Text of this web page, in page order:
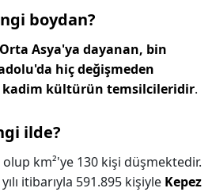
boydan?
Asya'ya dayanan, bin
hiç değişmeden
kadim kültürün temsilcileridir.
ilde?
olup km²'ye 130 kişi düşmektedir.
itibarıyla 591.895 kişiyle Kepez